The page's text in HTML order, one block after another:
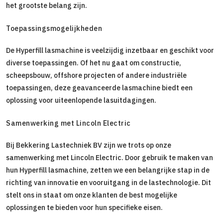
het grootste belang zijn.
Toepassingsmogelijkheden
De Hyperfill lasmachine is veelzijdig inzetbaar en geschikt voor
diverse toepassingen. Of het nu gaat om constructie,
scheepsbouw, offshore projecten of andere industriële
toepassingen, deze geavanceerde lasmachine biedt een
oplossing voor uiteenlopende lasuitdagingen.
Samenwerking met Lincoln Electric
Bij Bekkering Lastechniek BV zijn we trots op onze
samenwerking met Lincoln Electric. Door gebruik te maken van
hun Hyperfill lasmachine, zetten we een belangrijke stap in de
richting van innovatie en vooruitgang in de lastechnologie. Dit
stelt ons in staat om onze klanten de best mogelijke
oplossingen te bieden voor hun specifieke eisen.